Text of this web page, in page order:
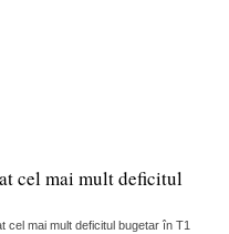
cel mai mult deficitul
cel mai mult deficitul bugetar în T1